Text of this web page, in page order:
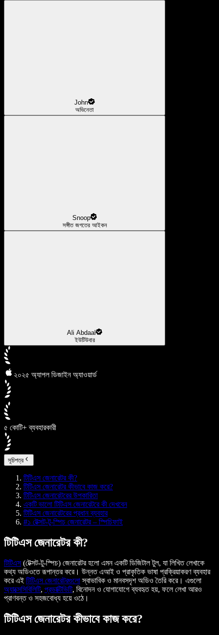
John
অভিনেতা
Snoop
সঙ্গীত জগতের আইকন
Ali Abdaal
ইউটিউবার
২০২৫ অ্যাপল ডিজাইন অ্যাওয়ার্ড
৫ কোটি+ ব্যবহারকারী
সূচিপত্র
টিটিএস জেনারেটর কী?
টিটিএস জেনারেটর কীভাবে কাজ করে?
টিটিএস জেনারেটরের উপকারিতা
একটি ভালো টিটিএস জেনারেটরে কী দেখবেন
টিটিএস জেনারেটরের প্রধান ব্যবহার
#১ টেক্সট-টু-স্পিচ জেনারেটর – স্পিচিফাই
টিটিএস জেনারেটর কী?
টিটিএস(টেক্সট-টু-স্পিচ) জেনারেটর হলো এমন একটি ডিজিটাল টুল, যা লিখিত লেখাকে
কথ্য অডিওতে রূপান্তর করে। উন্নত এআই ও প্রাকৃতিক ভাষা প্রক্রিয়াকরণ ব্যবহার
করে এই টিটিএস জেনারেটরগুলোস্বাভাবিক ও মানবসদৃশ অডিও তৈরি করে। এগুলো
অ্যাক্সেসিবিলিটি, প্রডাক্টিভিটি, বিনোদন ও যোগাযোগে ব্যবহৃত হয়, ফলে লেখা আরও
প্রাণবন্ত ও সহজবোধ্য হয়ে ওঠে।
টিটিএস জেনারেটর কীভাবে কাজ করে?